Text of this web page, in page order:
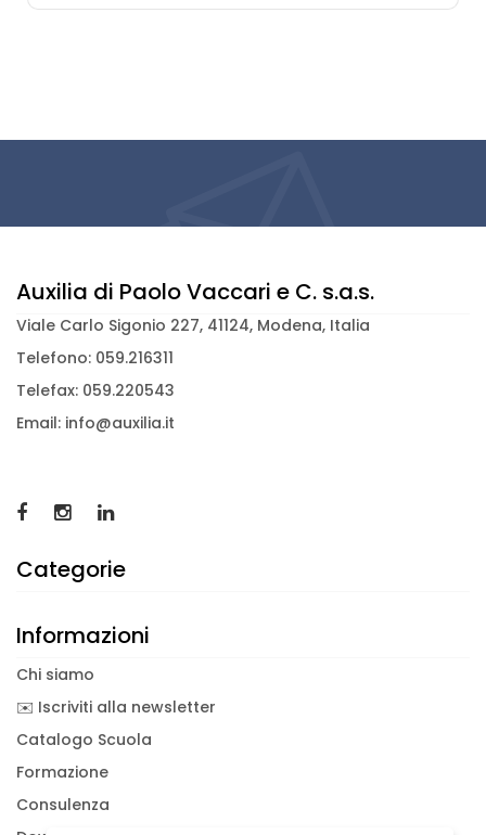
Auxilia di Paolo Vaccari e C. s.a.s.
Viale Carlo Sigonio 227, 41124, Modena, Italia
Telefono: 059.216311
Telefax: 059.220543
Email: info@auxilia.it
Categorie
Informazioni
Chi siamo
✉️ Iscriviti alla newsletter
Catalogo Scuola
Formazione
Consulenza